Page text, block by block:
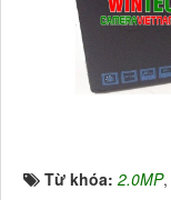
Từ khóa: 2.0MP,